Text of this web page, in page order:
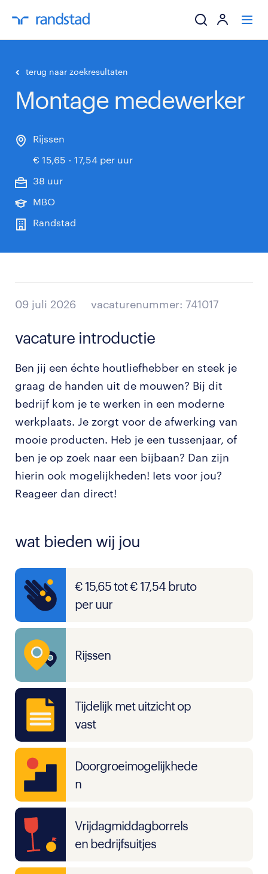
werkgevers
terug naar zoekresultaten
Montage medewerker
Rijssen
€ 15,65 - 17,54 per uur
38 uur
MBO
Randstad
09 juli 2026 vacaturenummer: 741017
vacature introductie
Ben jij een échte houtliefhebber en steek je
graag de handen uit de mouwen? Bij dit
bedrijf kom je te werken in een moderne
werkplaats. Je zorgt voor de afwerking van
mooie producten. Heb je een tussenjaar, of
ben je op zoek naar een bijbaan? Dan zijn
hierin ook mogelijkheden! Iets voor jou?
Reageer dan direct!
wat bieden wij jou
€ 15,65 tot € 17,54 bruto
per uur
Rijssen
Tijdelijk met uitzicht op
vast
Doorgroeimogelijkhede
n
Vrijdagmiddagborrels
en bedrijfsuitjes